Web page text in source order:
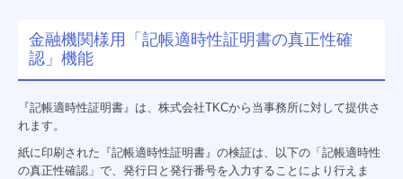
金融機関様用「記帳適時性証明書の真正性確
認」機能
『記帳適時性証明書 』 は、株式会社TKCから当事務所に対して提供さ
れます。
紙に印刷された『記帳適時性証明書 』 の検証は、以下の「記帳適時性
の真正性確認」 で、発行日と発行番号を入力することにより行えま